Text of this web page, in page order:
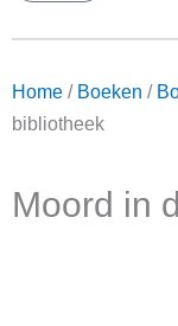
Home /Boeken /
in de bibliotheek
Moord in